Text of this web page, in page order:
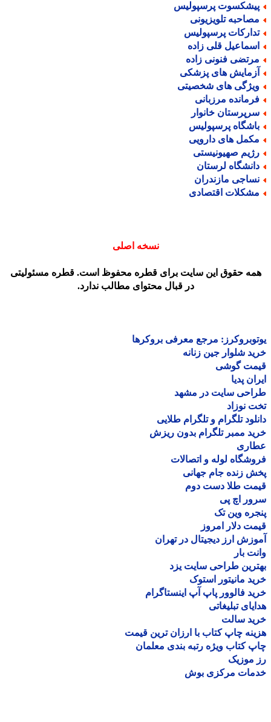
پرسپولیس
تلویزیونی
پرسپولیس
قلی زاده
فنونی زاده
های پزشکی
های شخصیتی
مرزبانی
خانوار
پرسپولیس
های دارویی
صهیونیستی
لرستان
مازندران
اقتصادی
نسخه اصلی
حقوق این سایت برای قطره محفوظ است. قطره مسئولیتی
در قبال محتوای مطالب ندارد.
مرجع معرفی بروکرها
شلوار جین زنانه
گوشی
پدیا
سایت در مشهد
نوزاد
تلگرام و تلگرام طلایی
ممبر تلگرام بدون ریزش
لوله و اتصالات
زنده جام جهانی
طلا دست دوم
اچ پی
وین تک
دلار امروز
ارز دیجیتال در تهران
بار
طراحی سایت یزد
مانیتور استوک
فالوور پاپ آپ اینستاگرام
تبلیغاتی
سالت
چاپ کتاب با ارزان ترین قیمت
کتاب ویژه رتبه بندی معلمان
موزیک
مرکزی بوش